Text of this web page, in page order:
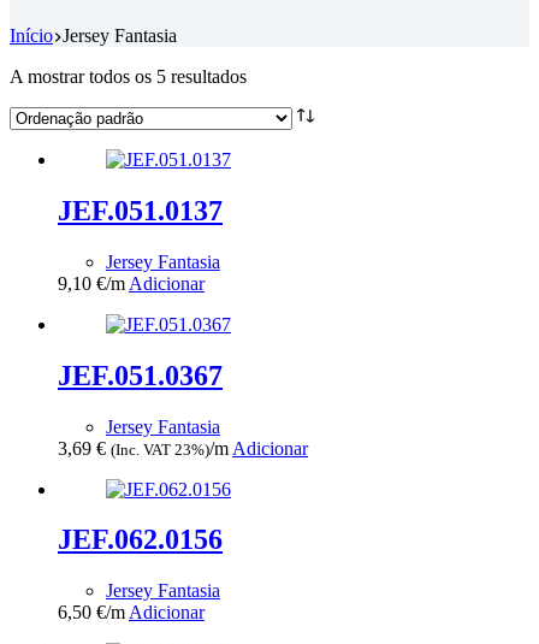
Início Jersey Fantasia
A mostrar todos os 5 resultados
JEF.051.0137
Jersey Fantasia
9,10 €/m Adicionar
JEF.051.0367
Jersey Fantasia
3,69 € (Inc. VAT 23%)/m Adicionar
JEF.062.0156
Jersey Fantasia
6,50 €/m Adicionar